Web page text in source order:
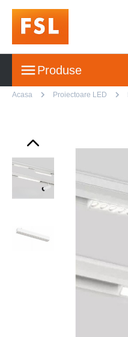
Produse
Acasa Proiectoare LED